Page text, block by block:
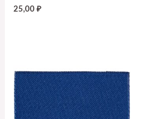
25,00₽